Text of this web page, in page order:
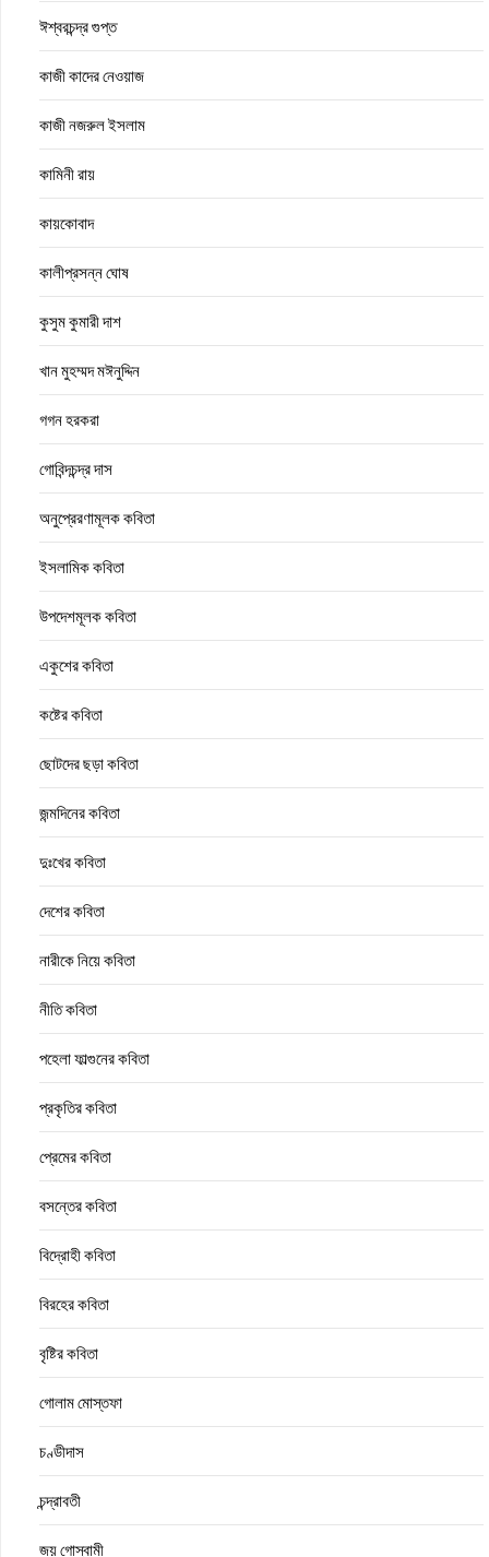
ঈশ্বরচন্দ্র গুপ্ত
কাজী কাদের নেওয়াজ
কাজী নজরুল ইসলাম
কামিনী রায়
কায়কোবাদ
কালীপ্রসন্ন ঘোষ
কুসুম কুমারী দাশ
খান মুহম্মদ মঈনুদ্দিন
গগন হরকরা
গোবিন্দচন্দ্র দাস
অনুপ্রেরণামূলক কবিতা
ইসলামিক কবিতা
উপদেশমূলক কবিতা
একুশের কবিতা
কষ্টের কবিতা
ছোটদের ছড়া কবিতা
জন্মদিনের কবিতা
দুঃখের কবিতা
দেশের কবিতা
নারীকে নিয়ে কবিতা
নীতি কবিতা
পহেলা ফাল্গুনের কবিতা
প্রকৃতির কবিতা
প্রেমের কবিতা
বসন্তের কবিতা
বিদ্রোহী কবিতা
বিরহের কবিতা
বৃষ্টির কবিতা
গোলাম মোস্তফা
চণ্ডীদাস
চন্দ্রাবতী
জয় গোস্বামী